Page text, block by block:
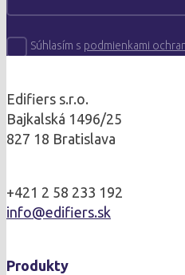
Súhlasím s podmienkami
Edifiers s.r.o.
Bajkalská 1496/25
827 18 Bratislava
+421 2 58 233 192
info@edifiers.sk
Produkty